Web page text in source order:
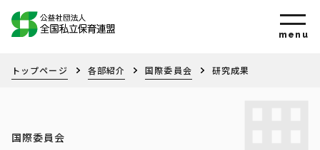
トップページ 各部紹介 国際委員会 研究成果
国際委員会